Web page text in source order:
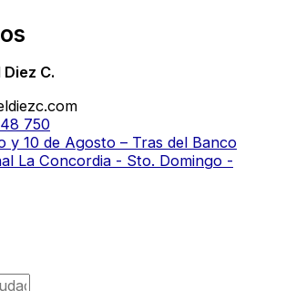
Diez C.
750
y 10 de Agosto – Tras del Banco
La Concordia - Sto. Domingo -